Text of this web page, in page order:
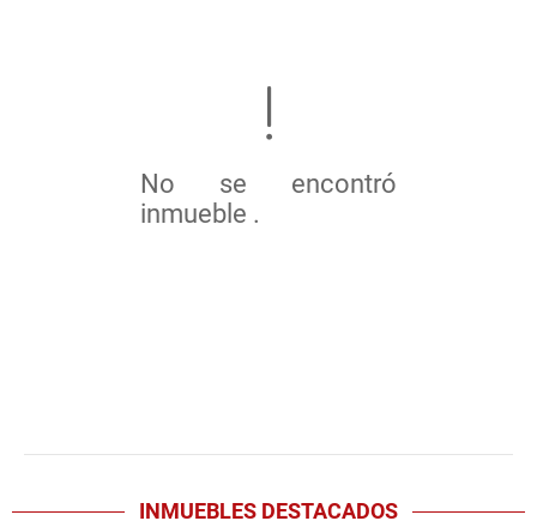
No se encontró
inmueble .
INMUEBLES DESTACADOS